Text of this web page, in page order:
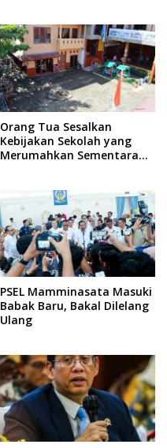
Orang Tua Sesalkan
Kebijakan Sekolah yang
Merumahkan Sementara
PSEL Mamminasata Masuki
Babak Baru, Bakal Dilelang
Ulang